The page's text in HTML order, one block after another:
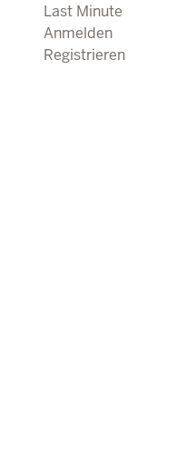
Last Minute
Anmelden
Registrieren